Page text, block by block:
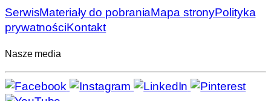
SerwisMateriały do pobraniaMapa stronyPolityka
prywatnościKontakt
Nasze media